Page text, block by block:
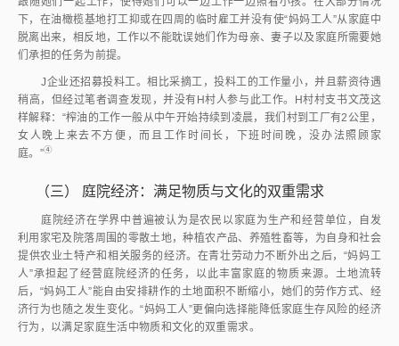
下，在油橄榄基地打工抑或在四周的临时雇工并没有使“妈妈工人”从家庭中
脱离出来，相反地，工作以不能耽误她们作为母亲、妻子以及家庭所需要她
们承担的任务为前提。
J企业还招募投料工。相比采摘工，投料工的工作量小，并且薪资待遇
稍高，但经过笔者调查发现，并没有H村人参与此工作。H村村支书文茂这
样解释：“榨油的工作一般从中午开始持续到凌晨，我们村到工厂有2公里，
女人晚上来去不方便，而且工作时间长，下班时间晚，没办法照顾家
庭。 ”④
（三） 庭院经济：满足物质与文化的双重需求
庭院经济在学界中普遍被认为是农民以家庭为生产和经营单位，自发
利用家宅及院落周围的零散土地，种植农产品、养殖牲畜等，为自身和社会
提供农业土特产和相关服务的经济。在青壮劳动力不断外出之后，“妈妈工
人”承担起了经营庭院经济的任务，以此丰富家庭的物质来源。土地流转
后，“妈妈工人”能自由安排耕作的土地面积不断缩小，她们的劳作方式、经
济行为也随之发生变化。“妈妈工人”更偏向选择能降低家庭生存风险的经济
行为，以满足家庭生活中物质和文化的双重需求。